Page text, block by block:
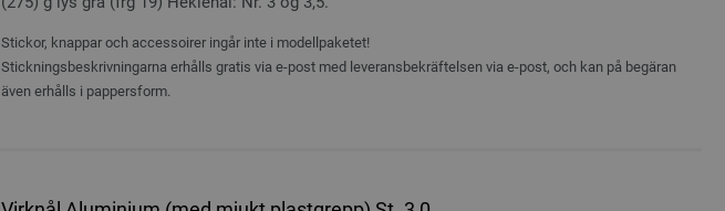
Stickor, knappar och accessoirer ingår inte i modellpaketet!
Stickningsbeskrivningarna erhålls gratis via e-post med leveransbekräftelsen via e-post, och kan på begäran
även erhålls i pappersform.